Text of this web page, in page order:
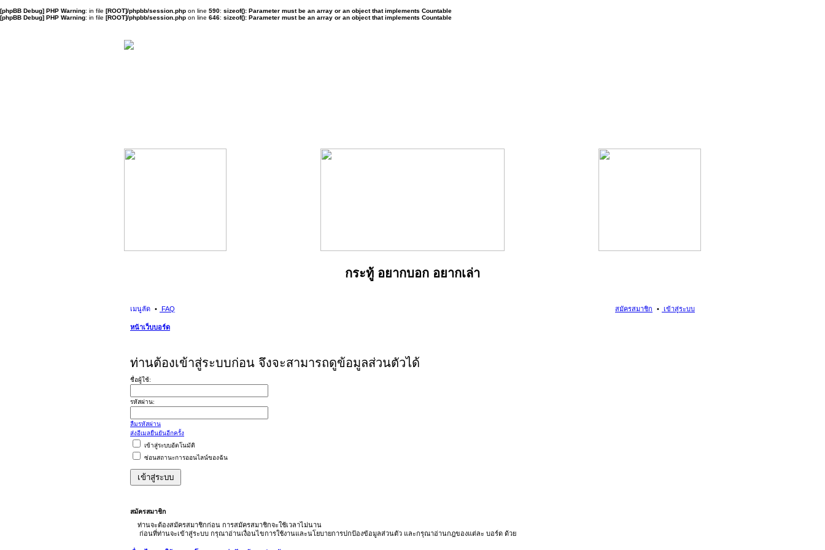
[phpBB Debug] PHP Warning: in file [ROOT]/phpbb/session.php on line 590: sizeof(): Parameter must be an array or an object that implements Countable
[phpBB Debug] PHP Warning: in file [ROOT]/phpbb/session.php on line 646: sizeof(): Parameter must be an array or an object that implements Countable
กระทู้ อยากบอก อยากเล่า
เมนูลัด FAQ เข้าสู่ระบบ
สมัครสมาชิก
หน้าเว็บบอร์ด
ท่านต้องเข้าสู่ระบบก่อน จึงจะสามารถดูข้อมูลส่วนตัวได้
ชื่อผู้ใช้:
รหัสผ่าน:
ลืมรหัสผ่าน
ส่งอีเมลยืนยันอีกครั้ง
เข้าสู่ระบบอัตโนมัติ
ซ่อนสถานะการออนไลน์ของฉัน
สมัครสมาชิก
ท่านจะต้องสมัครสมาชิกก่อน การสมัครสมาชิกจะใช้เวลาไม่นาน
ก่อนที่ท่านจะเข้าสู่ระบบ กรุณาอ่านเงื่อนไขการใช้งานและนโยบายการปกป้องข้อมูลส่วนตัว และกรุณาอ่านกฎของแต่ละ บอร์ด ด้วย